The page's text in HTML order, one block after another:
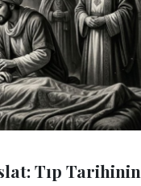
Tıp Tarihinin